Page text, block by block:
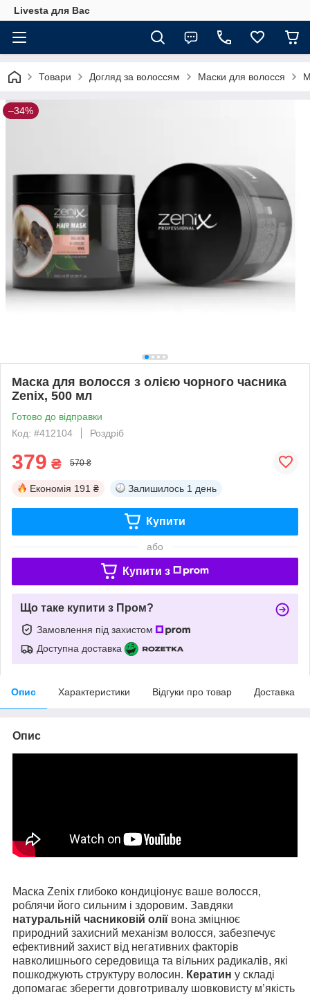
Livesta для Вас
Товари Догляд за волоссям Маски для волосся
–34%
Маска для волосся з олією чорного часника
Zenix, 500 мл
Готово до відправки
Код: #412104
Роздріб
379 ₴ 570 ₴
Економія 191 ₴ Залишилось 1 день
Купити
або
Купити з
Що таке купити з Пром?
Замовлення під захистом
Доступна доставка
Опис Характеристики Відгуки про товар Доставка
Опис
Маска Zenix глибоко кондиціонує ваше волосся,
роблячи його сильним і здоровим. Завдяки
натуральній часниковій олії вона зміцнює
природний захисний механізм волосся, забезпечує
ефективний захист від негативних факторів
навколишнього середовища та вільних радикалів, які
пошкоджують структуру волосин. Кератин у складі
допомагає зберегти довготривалу шовковисту м’якість